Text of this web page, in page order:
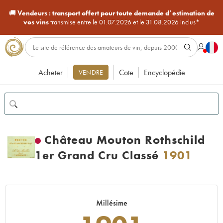
🚚Vendeurs : transport offert pour toute demande d’estimation de
vos vinstransmise entre le 01.07.2026 et le 31.08.2026 inclus*
Acheter VENDRE Cote Encyclopédie
Château Mouton Rothschild
1er Grand Cru Classé 1901
Millésime